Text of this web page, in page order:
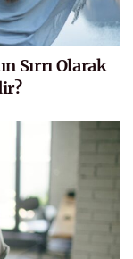
Sırrı Olarak